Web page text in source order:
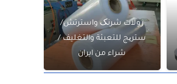
رولات شرنک واسترتش/
ستریج للتعبئة والتغليف /
شراء من ايران